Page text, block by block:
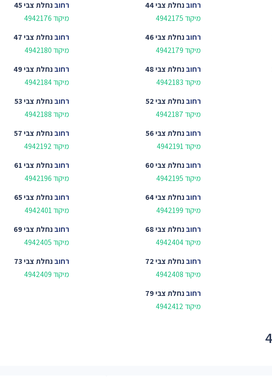
רחובנחלת צבי 44
מיקוד 4942175
רחובנחלת צבי 45
מיקוד 4942176
רחובנחלת צבי 46
מיקוד 4942179
רחובנחלת צבי 47
מיקוד 4942180
רחובנחלת צבי 48
מיקוד 4942183
רחובנחלת צבי 49
מיקוד 4942184
רחובנחלת צבי 52
מיקוד 4942187
רחובנחלת צבי 53
מיקוד 4942188
רחובנחלת צבי 56
מיקוד 4942191
רחובנחלת צבי 57
מיקוד 4942192
רחובנחלת צבי 60
מיקוד 4942195
רחובנחלת צבי 61
מיקוד 4942196
רחובנחלת צבי 64
מיקוד 4942199
רחובנחלת צבי 65
מיקוד 4942401
רחובנחלת צבי 68
מיקוד 4942404
רחובנחלת צבי 69
מיקוד 4942405
רחובנחלת צבי 72
מיקוד 4942408
רחובנחלת צבי 73
מיקוד 4942409
רחובנחלת צבי 79
מיקוד 4942412